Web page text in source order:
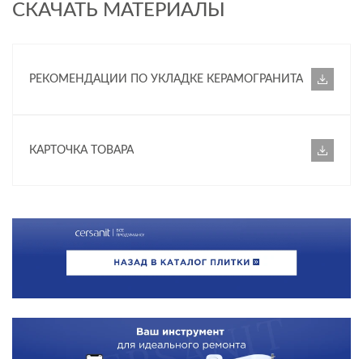
СКАЧАТЬ МАТЕРИАЛЫ
РЕКОМЕНДАЦИИ ПО УКЛАДКЕ КЕРАМОГРАНИТА
КАРТОЧКА ТОВАРА
Лестницы
ПРИМЕНЕНИЕ